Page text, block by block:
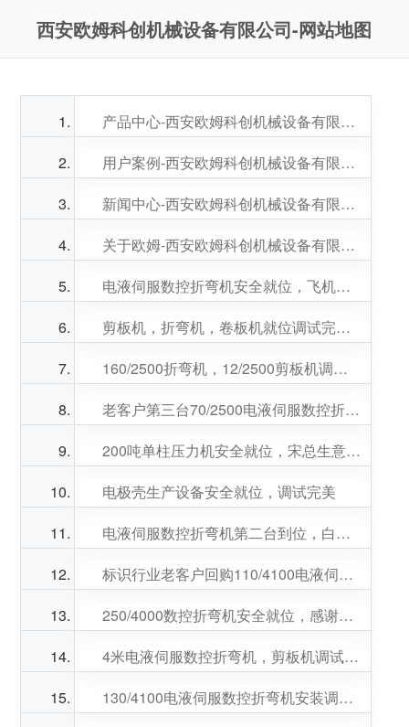
西安欧姆科创机械设备有限公司-网站地图
产品中心-西安欧姆科创机械设备有限公司
用户案例-西安欧姆科创机械设备有限公司
新闻中心-西安欧姆科创机械设备有限公司
关于欧姆-西安欧姆科创机械设备有限公司
电液伺服数控折弯机安全就位，飞机蒙皮折弯
剪板机，折弯机，卷板机就位调试完美，感谢老板关照
160/2500折弯机，12/2500剪板机调试完美结束。感谢水务领导的信任。
老客户第三台70/2500电液伺服数控折弯机安全就位，宋总，何总生意兴隆
200吨单柱压力机安全就位，宋总生意兴隆
电极壳生产设备安全就位，调试完美
电液伺服数控折弯机第二台到位，白总，王总生意兴隆
标识行业老客户回购110/4100电液伺服数控折弯机调试培训结束。袁总，王总生意兴隆
250/4000数控折弯机安全就位，感谢秦总，赵总的再次惠购。纵横重工生意兴隆。
4米电液伺服数控折弯机，剪板机调试培训结束，马总生意兴隆
130/4100电液伺服数控折弯机安装调试结束，客户非常满意。黄总生意兴隆。